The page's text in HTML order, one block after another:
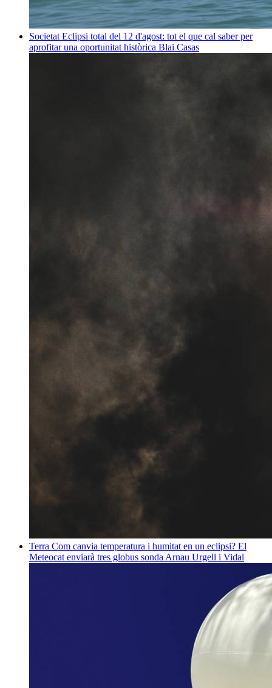
Societat Eclipsi total del 12 d'agost: tot el que cal saber per
aprofitar una oportunitat històrica Blai Casas
Terra Com canvia temperatura i humitat en un eclipsi? El
Meteocat enviarà tres globus sonda Arnau Urgell i Vidal